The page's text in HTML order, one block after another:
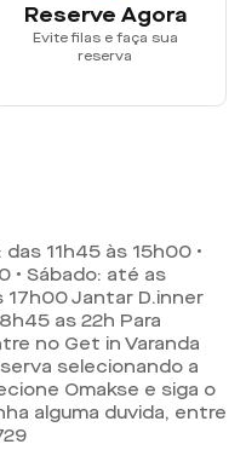
Reserve Agora
Evite filas e faça sua
reserva
11h45 às 15h00 •
• Sábado: até as
17h00 Jantar D.inner
as 22h Para
no Get in Varanda
selecionando a
Omakse e siga o
alguma duvida, entre